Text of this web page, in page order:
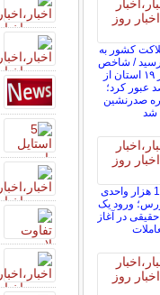
کشور به
رسید / شاخص
فلاکت در ۱۹ استان از
عبور کرد؛
صدرنشین
شد
جهش 122 هزار واحدی
ورود یک
در آغاز